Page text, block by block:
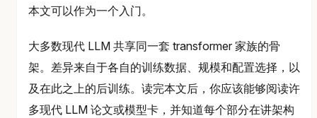
本文可以作为一个入门。
大多数现代 LLM 共享同一套 transformer 家族的骨
架。差异来自于各自的训练数据、规模和配置选择，以
及在此之上的后训练。读完本文后，你应该能够阅读许
多现代 LLM 论文或模型卡，并知道每个部分在讲架构